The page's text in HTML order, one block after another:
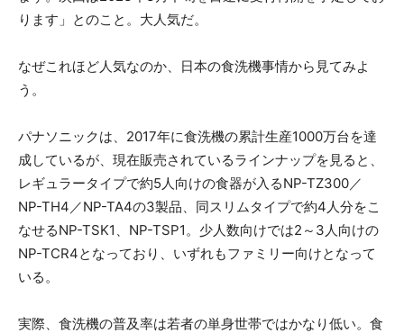
ります」とのこと。大人気だ。
なぜこれほど人気なのか、日本の食洗機事情から見てみよ
う。
パナソニックは、2017年に食洗機の累計生産1000万台を達
成しているが、現在販売されているラインナップを見ると、
レギュラータイプで約5人向けの食器が入るNP-TZ300／
NP-TH4／NP-TA4の3製品、同スリムタイプで約4人分をこ
なせるNP-TSK1、NP-TSP1。少人数向けでは2～3人向けの
NP-TCR4となっており、いずれもファミリー向けとなって
いる。
実際、食洗機の普及率は若者の単身世帯ではかなり低い。食